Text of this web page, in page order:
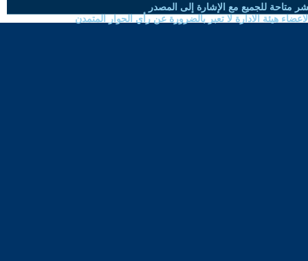
متاحة للجميع مع الإشارة إلى المصدر
هيئة الادارة لا تعبر بالضرورة عن رأي الحوار المتمدن